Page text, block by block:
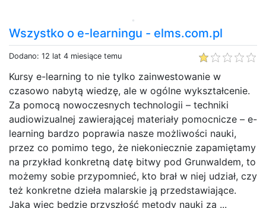
Wszystko o e-learningu - elms.com.pl
Dodano: 12 lat 4 miesiące temu
Kursy e-learning to nie tylko zainwestowanie w
czasowo nabytą wiedzę, ale w ogólne wykształcenie.
Za pomocą nowoczesnych technologii – techniki
audiowizualnej zawierającej materiały pomocnicze – e-
learning bardzo poprawia nasze możliwości nauki,
przez co pomimo tego, że niekoniecznie zapamiętamy
na przykład konkretną datę bitwy pod Grunwaldem, to
możemy sobie przypomnieć, kto brał w niej udział, czy
też konkretne dzieła malarskie ją przedstawiające.
Jaka więc będzie przyszłość metody nauki za ...